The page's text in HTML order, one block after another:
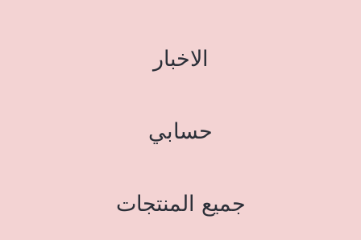
الاخبار
حسابي
جميع المنتجات